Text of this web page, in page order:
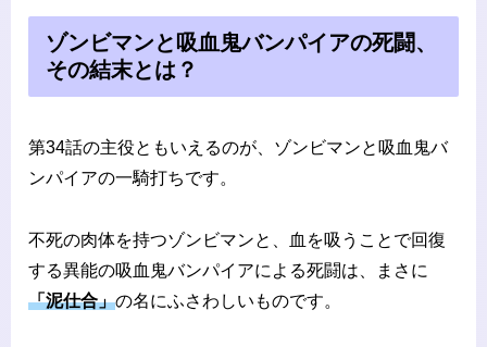
ゾンビマンと吸血鬼バンパイアの死闘、
その結末とは？
第34話の主役ともいえるのが、ゾンビマンと吸血鬼バ
ンパイアの一騎打ちです。
不死の肉体を持つゾンビマンと、血を吸うことで回復
する異能の吸血鬼バンパイアによる死闘は、まさに
「泥仕合」の名にふさわしいものです。